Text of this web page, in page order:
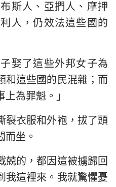
約伯記
雅歌
耶利米書
何西阿書
約拿書
斯人、亞捫人、摩押
人，仍效法這些國的
娶了這些外邦女子為
和這些國的民混雜；而
為罪魁。」
裂衣服和外袍，拔了頭
而坐。
兢的，都因這被擄歸回
我這裡來。我就驚懼憂